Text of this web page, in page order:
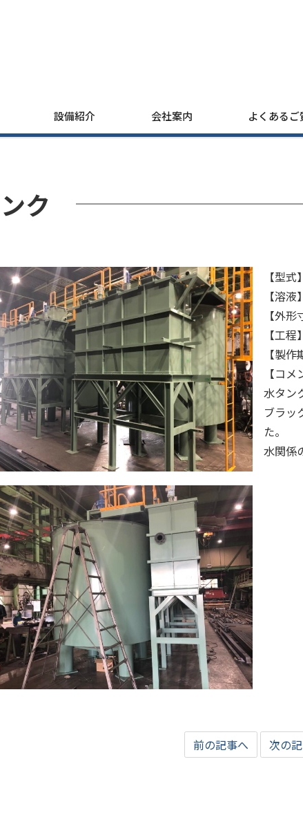
設備紹介 会社案内 よくあるご
ク
【型
【溶液
【外
【工
【製
【コ
水タン
ブラッ
た。
水関係
前の記事へ 次の